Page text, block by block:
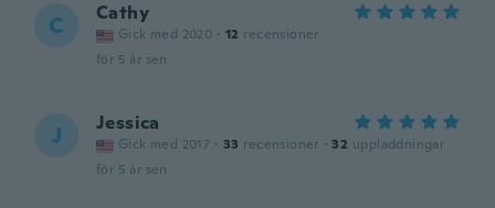
C Cathy
Gick med 2020 · 12 recensioner
för 5 år sen
J Jessica
Gick med 2017 · 33 recensioner · 32 uppladdningar
för 5 år sen